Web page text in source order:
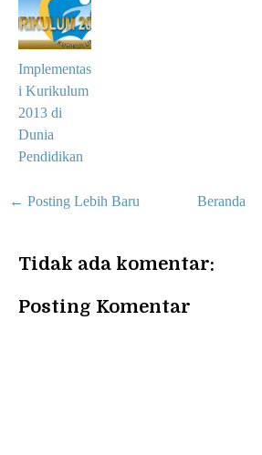
Implementas
i Kurikulum
2013 di
Dunia
Pendidikan
← Posting Lebih Baru Beranda
Tidak ada komentar:
Posting Komentar